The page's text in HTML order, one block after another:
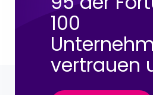
100
vertrauen